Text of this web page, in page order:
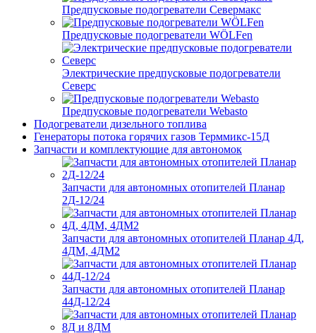
Предпусковые подогреватели Севермакс
Предпусковые подогреватели WÖLFen
Электрические предпусковые подогреватели
Северс
Предпусковые подогреватели Webasto
Подогреватели дизельного топлива
Генераторы потока горячих газов Терммикс-15Д
Запчасти и комплектующие для автономок
Запчасти для автономных отопителей Планар
2Д-12/24
Запчасти для автономных отопителей Планар 4Д,
4ДМ, 4ДМ2
Запчасти для автономных отопителей Планар
44Д-12/24